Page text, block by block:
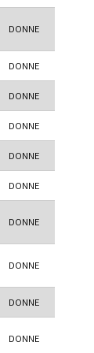
DONNE
DONNE
DONNE
DONNE
DONNE
DONNE
DONNE
DONNE
DONNE
DONNE